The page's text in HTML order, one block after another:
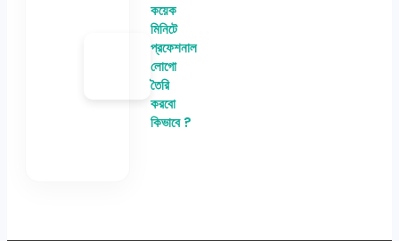
কয়েক
মিনিটে
প্রফেশনাল
লোগো
তৈরি
করবো
কিভাবে ?